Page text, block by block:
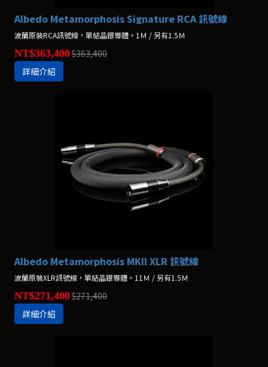
Albedo Metamorphosis Signature RCA 訊號線
波蘭原裝RCA訊號線，單結晶銀導體。1Ｍ / 另有1.5Ｍ
NT$363,400$363,400
詳細介紹
Albedo Metamorphosis MKII XLR 訊號線
波蘭原裝XLR訊號線，單結晶銀導體。11Ｍ / 另有1.5Ｍ
NT$271,400$271,400
詳細介紹